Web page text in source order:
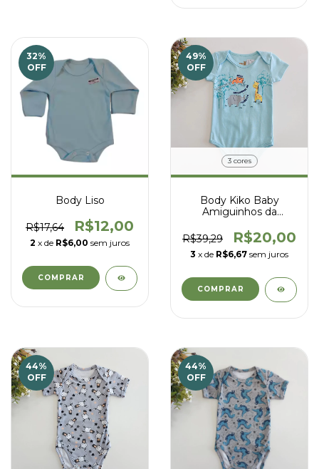
32%
OFF
Body Liso
R$17,64 R$12,00
2 x de R$6,00 sem juros
COMPRAR
49%
OFF
3 cores
Body Kiko Baby
Amiguinhos da
R$39,29
R$20,00
3 x de R$6,67 sem juros
COMPRAR
44%
OFF
44%
OFF